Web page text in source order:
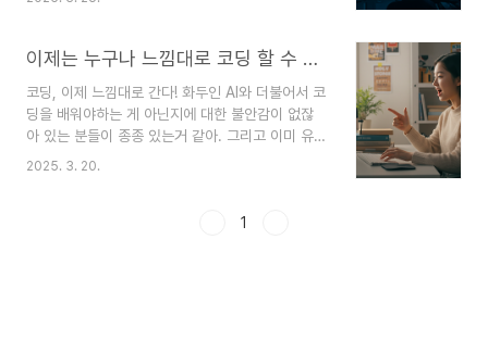
게.1. Vibe Coding이란?Vibe Coding은 엄청나
문제를 설명하면 AI 기반 도구가 그에 맞는 코드를
생성해주는 방식이거든.이게 왜 좋냐면, 코딩 경험
이 없는 사람도 소프트웨어 개발에 참여할 수 있게
해줘. 쉽게 말해, 누구나 자신의 아이디어를 코드로
이제는 누구나 느낌대로 코딩 할 수 있어 | Vibe Coding & MCP
코딩, 이제 느낌대로 간다! 화두인 AI와 더불어서 코
딩을 배워야하는 게 아닌지에 대한 불안감이 없잖
아 있는 분들이 종종 있는거 같아. 그리고 이미 유
사 직무에 종사하거나 시작하는 분들인 코딩 때문
딩은 "느낌"대로 하는 시대가 왔어. 바
2025. 3. 20.
1